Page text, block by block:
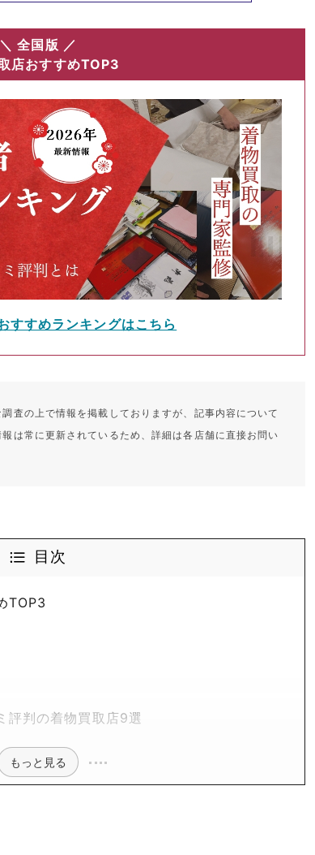
＼ 全国版 ／
店おすすめTOP3
すすめランキングはこちら
査の上で情報を掲載しておりますが、記事内容について
は常に更新されているため、詳細は各店舗に直接お問い
目次
TOP3
評判の着物買取店9選
もっと見る